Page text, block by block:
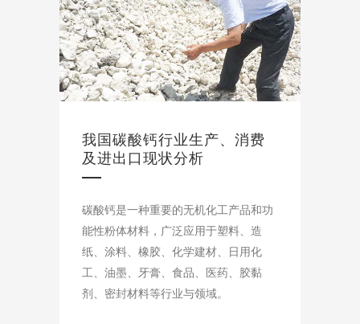
我国碳酸钙行业生产、消费
及进出口现状分析
碳酸钙是一种重要的无机化工产品和功
能性粉体材料，广泛应用于塑料、造
纸、涂料、橡胶、化学建材、日用化
工、油墨、牙膏、食品、医药、胶黏
剂、密封材料等行业与领域。